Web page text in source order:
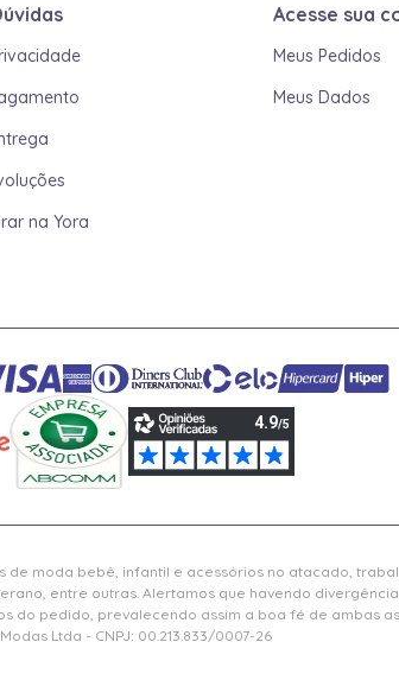
na Yora
Acesse sua
Meus Pedidos
Meus Dados
moda bebê, infantil e acessórios no atacado,
entre outras. Alertamos que havendo
pedido, prevalecendo assim a boa fé de ambas
Ltda - CNPJ: 00.213.833/0007-26